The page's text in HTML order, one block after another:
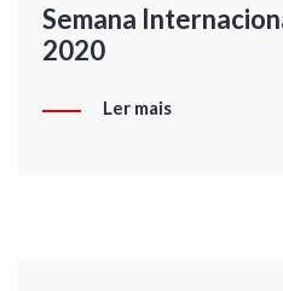
Semana
2020
Ler mais